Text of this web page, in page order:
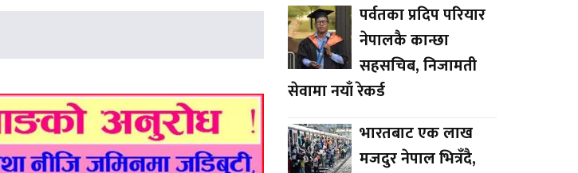
पर्वतका प्रदिप परियार
नेपालकै कान्छा
सहसचिब, निजामती
सेवामा नयाँ रेकर्ड
भारतबाट एक लाख
मजदुर नेपाल भित्रँदै,